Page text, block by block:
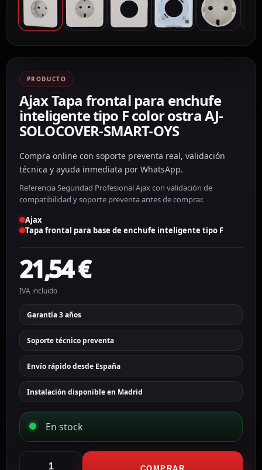
PRODUCTO
Ajax Tapa frontal para enchufe
inteligente tipo F color ostra AJ-
SOLOCOVER-SMART-OYS
Compra online con soporte preventa real, validación
técnica y ayuda inmediata por WhatsApp.
Referencia Seguridad Profesional Ajax con validación de
compatibilidad y soporte preventa antes de comprar.
Ajax
Tapa frontal para base de enchufe inteligente tipo F
21,54€
IVA incluido
Garantía 3 años
Soporte técnico preventa
Envío rápido desde España
Instalación disponible en Madrid
En stock